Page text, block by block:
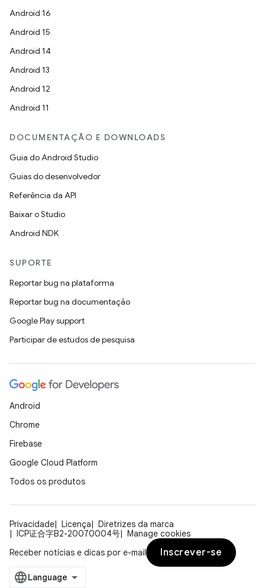
Android 16
Android 15
Android 14
Android 13
Android 12
Android 11
DOCUMENTAÇÃO E DOWNLOADS
Guia do Android Studio
Guias do desenvolvedor
Referência da API
Baixar o Studio
Android NDK
SUPORTE
Reportar bug na plataforma
Reportar bug na documentação
Google Play support
Participar de estudos de pesquisa
Android
Chrome
Firebase
Google Cloud Platform
Todos os produtos
Privacidade Licença
Diretrizes da marca
ICP证合字B2-20070004号
Manage cookies
Receber notícias e dicas por e-mail
Inscrever-se